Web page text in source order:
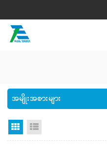
အမျိုးအစားများ
Grid မြင်ကွင်း